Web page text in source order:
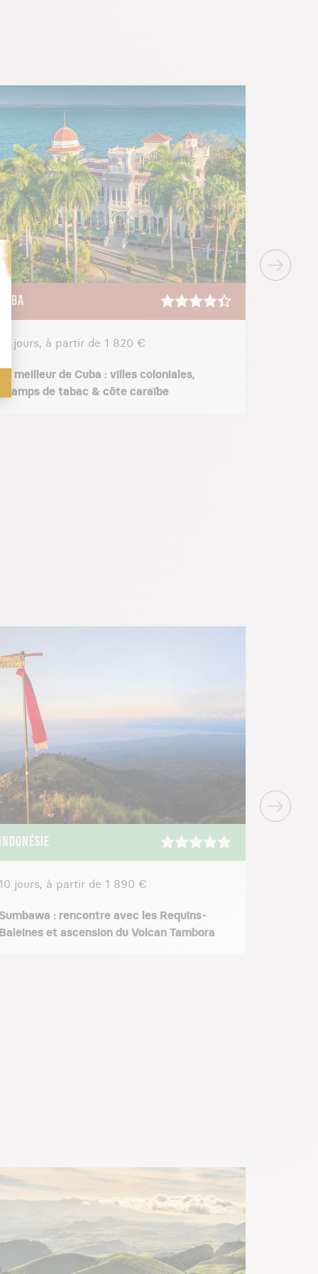
CUBA
14 jours, à partir de 1 820 €
Le meilleur de Cuba : villes coloniales,
champs de tabac & côte caraïbe
INDONÉSIE
10 jours, à partir de 1 890 €
: rencontre avec les Requins-
Baleines et ascension du Volcan Tambora